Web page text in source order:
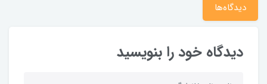
دیدگاه‌ها
دیدگاه خود را بنویسید